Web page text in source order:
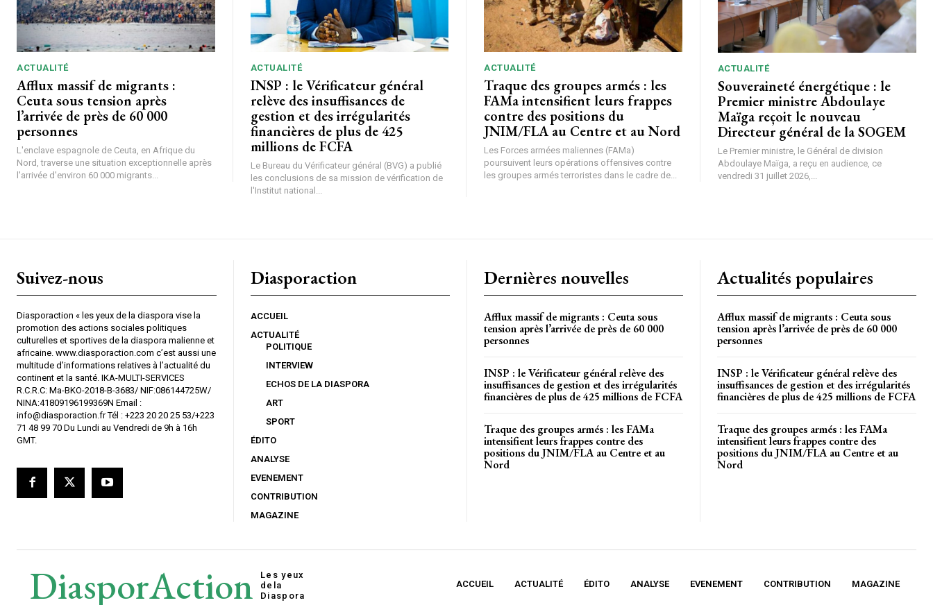
CHOISIR LE FORFAIT
ACTUALITÉ
Afflux massif de migrants :
Ceuta sous tension après
l’arrivée de près de 60 000
personnes
L'enclave espagnole de Ceuta, en Afrique du
Nord, traverse une situation exceptionnelle après
l'arrivée d'environ 60 000 migrants...
ACTUALITÉ
INSP : le Vérificateur général
relève des insuffisances de
gestion et des irrégularités
financières de plus de 425
millions de FCFA
Le Bureau du Vérificateur général (BVG) a publié
les conclusions de sa mission de vérification de
l'Institut national...
ACTUALITÉ
Traque des groupes armés : les
FAMa intensifient leurs frappes
contre des positions du
JNIM/FLA au Centre et au Nord
Les Forces armées maliennes (FAMa)
poursuivent leurs opérations offensives contre
les groupes armés terroristes dans le cadre de...
ACTUALITÉ
Souveraineté énergétique : le
Premier ministre Abdoulaye
Maïga reçoit le nouveau
Directeur général de la SOGEM
Le Premier ministre, le Général de division
Abdoulaye Maïga, a reçu en audience, ce
vendredi 31 juillet 2026,...
Suivez-nous
Diasporaction « les yeux de la diaspora vise la
promotion des actions sociales politiques
culturelles et sportives de la diaspora malienne et
africaine. www.diasporaction.com c’est aussi une
multitude d’informations relatives à l’actualité du
continent et la santé. IKA-MULTI-SERVICES
R.C.R.C: Ma-BKO-2018-B-3683/ NIF:086144725W/
NINA:41809196199369N Email :
info@diasporaction.fr Tél : +223 20 20 25 53/+223
71 48 99 70 Du Lundi au Vendredi de 9h à 16h
GMT.
Diasporaction
ACCUEIL
ACTUALITÉ
POLITIQUE
INTERVIEW
ECHOS DE LA DIASPORA
ART
SPORT
ÉDITO
ANALYSE
EVENEMENT
CONTRIBUTION
MAGAZINE
Dernières nouvelles
Afflux massif de migrants : Ceuta sous
tension après l’arrivée de près de 60 000
personnes
INSP : le Vérificateur général relève des
insuffisances de gestion et des irrégularités
financières de plus de 425 millions de FCFA
Traque des groupes armés : les FAMa
intensifient leurs frappes contre des
positions du JNIM/FLA au Centre et au
Nord
Actualités populaires
Afflux massif de migrants : Ceuta sous
tension après l’arrivée de près de 60 000
personnes
INSP : le Vérificateur général relève des
insuffisances de gestion et des irrégularités
financières de plus de 425 millions de FCFA
Traque des groupes armés : les FAMa
intensifient leurs frappes contre des
positions du JNIM/FLA au Centre et au
Nord
DiasporAction
Les yeux
de la
Diaspora
ACCUEIL ACTUALITÉ ÉDITO ANALYSE EVENEMENT CONTRIBUTION MAGAZINE